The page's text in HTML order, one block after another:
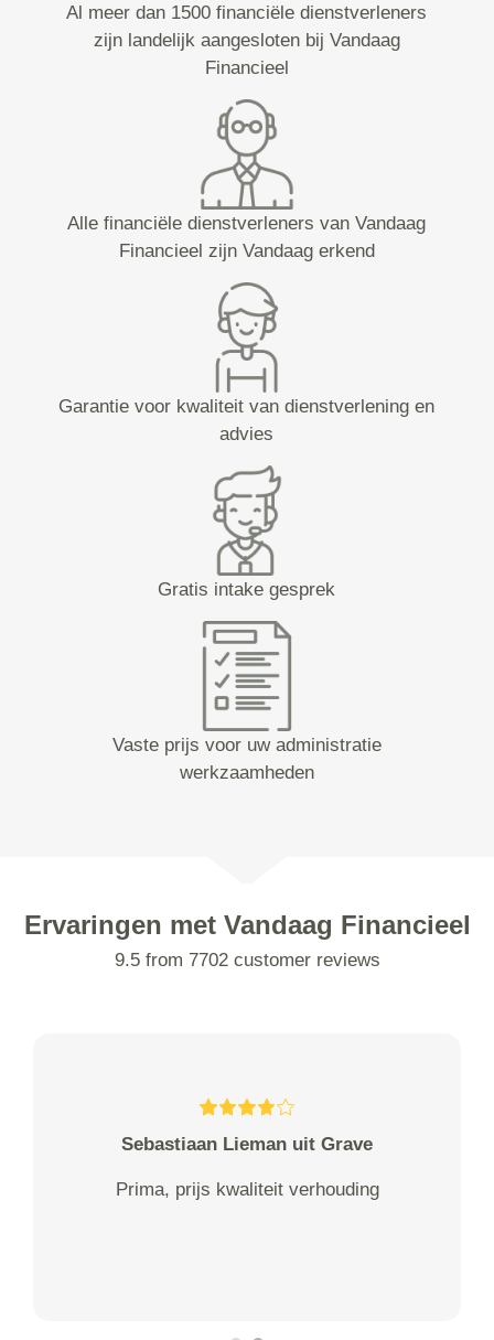
Al meer dan 1500 financiële dienstverleners
zijn landelijk aangesloten bij Vandaag
Financieel
Alle financiële dienstverleners van Vandaag
Financieel zijn Vandaag erkend
Garantie voor kwaliteit van dienstverlening en
advies
Gratis intake gesprek
Vaste prijs voor uw administratie
werkzaamheden
Ervaringen met Vandaag Financieel
9.5 from 7702 customer reviews
Sebastiaan Lieman uit Grave
Prima, prijs kwaliteit verhouding